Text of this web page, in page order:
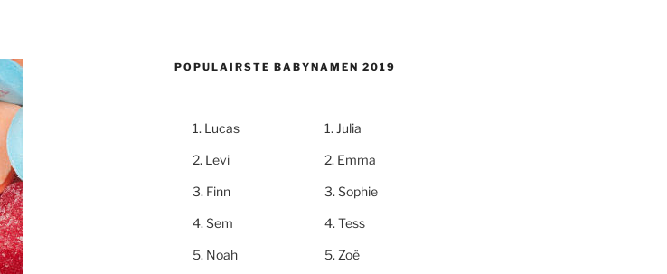
POPULAIRSTE BABYNAMEN 2019
Lucas
Levi
Finn
Sem
Noah
Julia
Emma
Sophie
Tess
Zoë